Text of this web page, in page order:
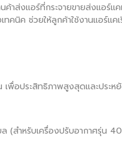
าส่งแอร์ที่กระจายขายส่งแอร์
คนิค ช่วยให้ลูกค้าใช้งานแอร์แ
เพื่อประสิทธิภาพสูงสุดและประ
(สำหรับเครื่องปรับอากาศรุ่น